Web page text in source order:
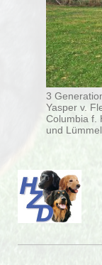
3
Yasper v.
Columbia f.
und